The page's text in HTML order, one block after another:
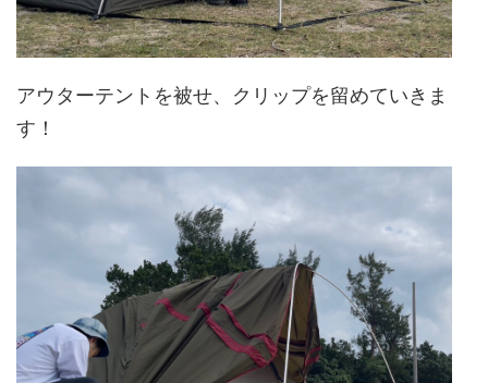
アウターテントを被せ、クリップを留めていきま
す！